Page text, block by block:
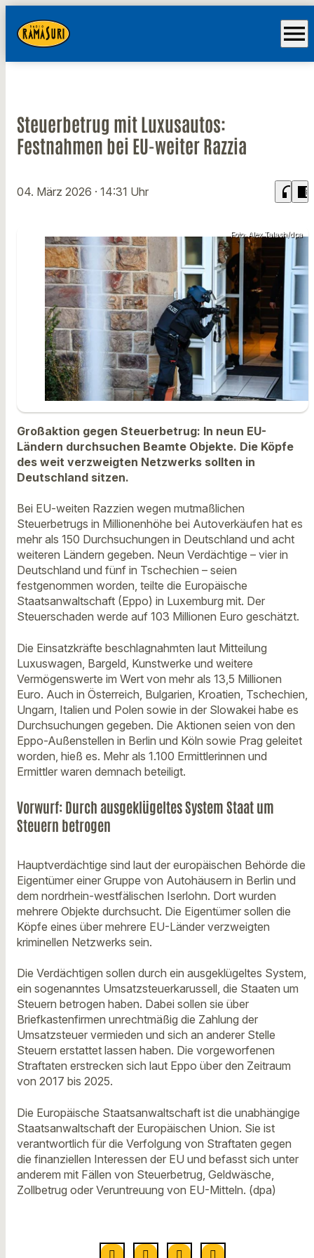
menu
Steuerbetrug mit Luxusautos:
Festnahmen bei EU-weiter Razzia
04. März 2026 · 14:31 Uhr headphones chrome_reader_mode
Foto: Alex Talash/dpa
Großaktion gegen Steuerbetrug: In neun EU-
Ländern durchsuchen Beamte Objekte. Die Köpfe
des weit verzweigten Netzwerks sollten in
Deutschland sitzen.
Bei EU-weiten Razzien wegen mutmaßlichen
Steuerbetrugs in Millionenhöhe bei Autoverkäufen hat es
mehr als 150 Durchsuchungen in Deutschland und acht
weiteren Ländern gegeben. Neun Verdächtige – vier in
Deutschland und fünf in Tschechien – seien
festgenommen worden, teilte die Europäische
Staatsanwaltschaft (Eppo) in Luxemburg mit. Der
Steuerschaden werde auf 103 Millionen Euro geschätzt.
Die Einsatzkräfte beschlagnahmten laut Mitteilung
Luxuswagen, Bargeld, Kunstwerke und weitere
Vermögenswerte im Wert von mehr als 13,5 Millionen
Euro. Auch in Österreich, Bulgarien, Kroatien, Tschechien,
Ungarn, Italien und Polen sowie in der Slowakei habe es
Durchsuchungen gegeben. Die Aktionen seien von den
Eppo-Außenstellen in Berlin und Köln sowie Prag geleitet
worden, hieß es. Mehr als 1.100 Ermittlerinnen und
Ermittler waren demnach beteiligt.
Vorwurf: Durch ausgeklügeltes System Staat um
Steuern betrogen
Hauptverdächtige sind laut der europäischen Behörde die
Eigentümer einer Gruppe von Autohäusern in Berlin und
dem nordrhein-westfälischen Iserlohn. Dort wurden
mehrere Objekte durchsucht. Die Eigentümer sollen die
Köpfe eines über mehrere EU-Länder verzweigten
kriminellen Netzwerks sein.
Die Verdächtigen sollen durch ein ausgeklügeltes System,
ein sogenanntes Umsatzsteuerkarussell, die Staaten um
Steuern betrogen haben. Dabei sollen sie über
Briefkastenfirmen unrechtmäßig die Zahlung der
Umsatzsteuer vermieden und sich an anderer Stelle
Steuern erstattet lassen haben. Die vorgeworfenen
Straftaten erstrecken sich laut Eppo über den Zeitraum
von 2017 bis 2025.
Die Europäische Staatsanwaltschaft ist die unabhängige
Staatsanwaltschaft der Europäischen Union. Sie ist
verantwortlich für die Verfolgung von Straftaten gegen
die finanziellen Interessen der EU und befasst sich unter
anderem mit Fällen von Steuerbetrug, Geldwäsche,
Zollbetrug oder Veruntreuung von EU-Mitteln. (dpa)